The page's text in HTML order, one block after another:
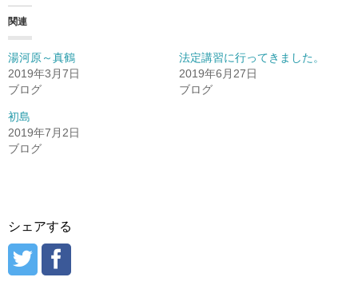
関連
湯河原～真鶴
2019年3月7日
ブログ
法定講習に行ってきました。
2019年6月27日
ブログ
初島
2019年7月2日
ブログ
シェアする